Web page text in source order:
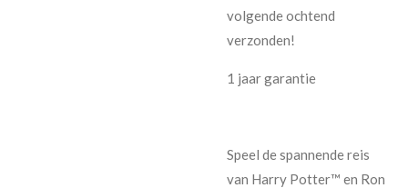
volgende ochtend
verzonden!
1 jaar garantie
Speel de spannende reis
van Harry Potter™ en Ron